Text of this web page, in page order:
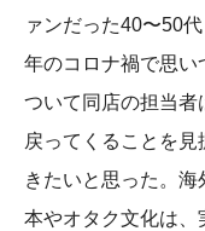
ァンだった40〜50
年のコロナ禍で思い
ついて同店の担当者
戻ってくることを
きたいと思った。海
本やオタク文化は、